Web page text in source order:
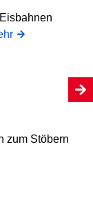
zum Stöbern